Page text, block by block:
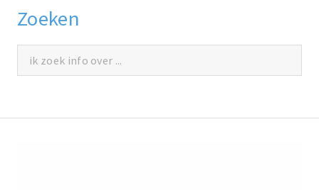
Zoeken